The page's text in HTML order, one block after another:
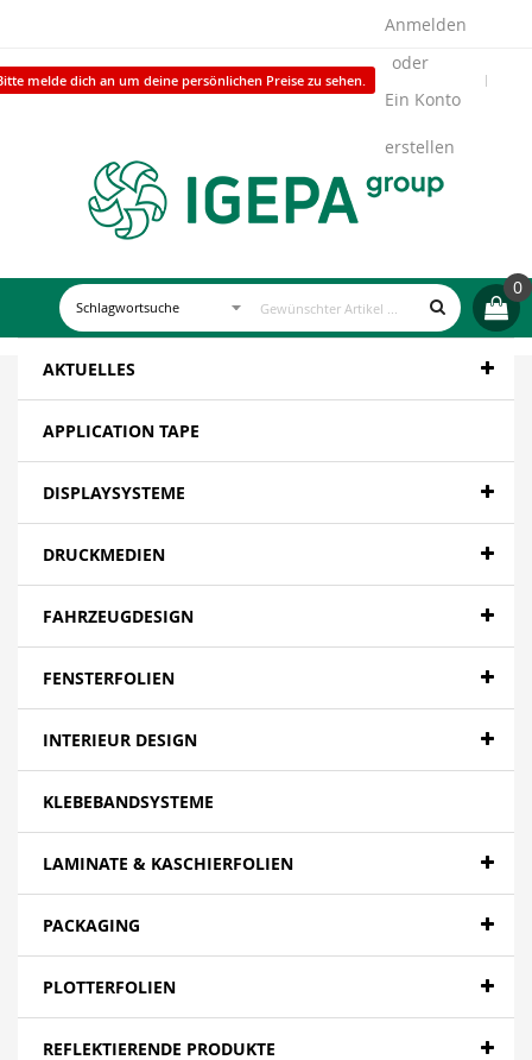
melde dich an um deine persönlichen Preise zu sehen.
Anmelden
Ein Konto
erstellen
0
AKTUELLES
APPLICATION TAPE
DISPLAYSYSTEME
DRUCKMEDIEN
FAHRZEUGDESIGN
FENSTERFOLIEN
INTERIEUR DESIGN
KLEBEBANDSYSTEME
LAMINATE & KASCHIERFOLIEN
PACKAGING
PLOTTERFOLIEN
REFLEKTIERENDE PRODUKTE